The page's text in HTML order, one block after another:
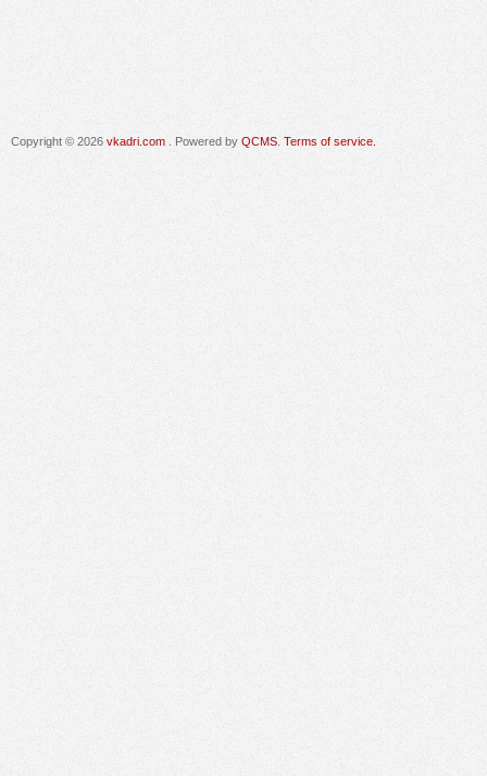
Copyright © 2026 vkadri.com . Powered by QCMS Terms of service.